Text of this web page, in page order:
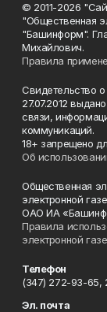
© 2011-2026
"Общественная
"Башинформ".
Михайлович.
Правила
Свидетельство
27.07.2012
связи,
коммуникаций.
18+ запрещено
Об
Общественная
электронной
ОАО ИА
Правила
электронной
Телефон
(347) 272-93-65,
Эл. почта